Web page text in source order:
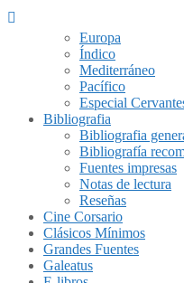
Europa
Índico
Mediterráneo
Pacífico
Especial
Bibliografia
Bibliografia
Bibliografía
Fuentes impresas
Notas de lectura
Reseñas
Cine Corsario
Clásicos Mínimos
Grandes Fuentes
Galeatus